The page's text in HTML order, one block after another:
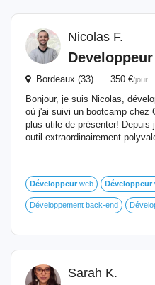
Nicolas F.
Bordeaux (33) 350 €/jour
Bonjour, je suis Nicolas,
où j'ai suivi un bootcamp chez
plus utile de présenter!
outil extraordinairement
Développeur web Développeur
Développement back-end
Sarah K.